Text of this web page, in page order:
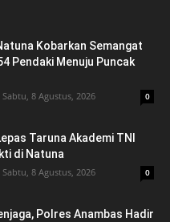
Kobarkan Semangat
Pendaki Menuju Puncak
Sabtu, 8 Agustus, 2026 0
Taruna Akademi TNI
di Natuna
Sabtu, 8 Agustus, 2026 0
Polres Anambas Hadir